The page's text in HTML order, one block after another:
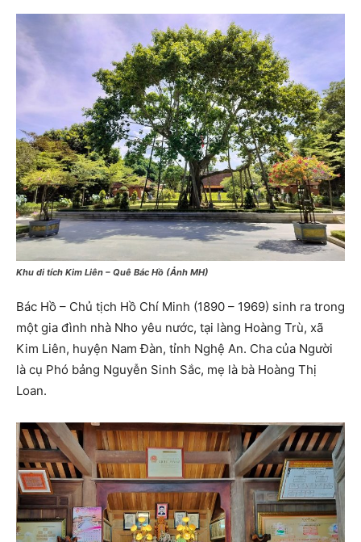
Khu di tích Kim Liên – Quê Bác Hồ (Ảnh MH)
Bác Hồ – Chủ tịch Hồ Chí Minh (1890 – 1969) sinh ra trong
một gia đình nhà Nho yêu nước, tại làng Hoàng Trù, xã
Kim Liên, huyện Nam Đàn, tỉnh Nghệ An. Cha của Người
là cụ Phó bảng Nguyễn Sinh Sắc, mẹ là bà Hoàng Thị
Loan.